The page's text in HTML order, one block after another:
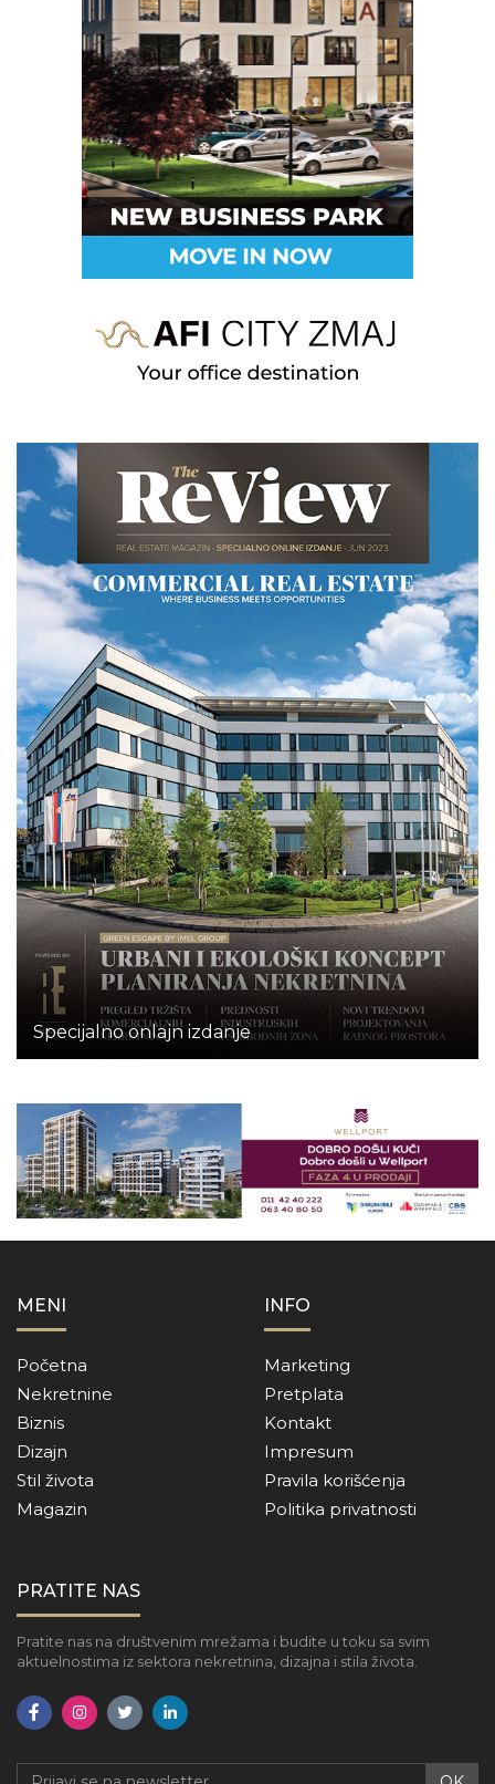
Specijalno onlajn izdanje
MENI
Početna
Nekretnine
Biznis
Dizajn
Stil života
Magazin
INFO
Marketing
Pretplata
Kontakt
Impresum
Pravila korišćenja
Politika privatnosti
PRATITE NAS
Pratite nas na društvenim mrežama i budite u toku sa svim
aktuelnostima iz sektora nekretnina, dizajna i stila života.